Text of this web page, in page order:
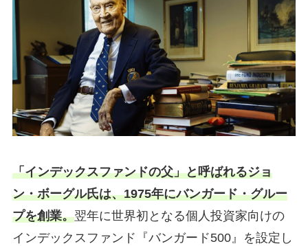
「インデックスファンドの父」と呼ばれるジョ
ン・ボーグル氏は、1975年にバンガード・グルー
プを創業。翌年に世界初となる個人投資家向けの
インデックスファンド『バンガード500』を設定し